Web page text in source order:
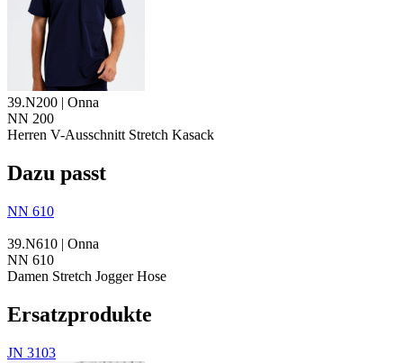
39.N200 | Onna
NN 200
Herren V-Ausschnitt Stretch Kasack
Dazu passt
NN 610
39.N610 | Onna
NN 610
Damen Stretch Jogger Hose
Ersatzprodukte
JN 3103